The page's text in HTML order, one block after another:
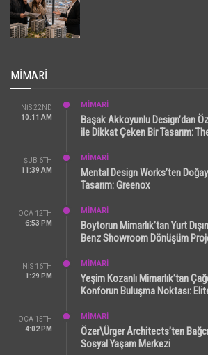
MIMARI
NIS 22ND
10:11 AM
MİMARİ
Başak Akkoyunlu Design’dan
ile Dikkat Çeken Bir Tasarım:
ŞUB 6TH
11:39 AM
MİMARİ
Mental Design Works’ten
Tasarım: Greenox
OCA 12TH
6:53 PM
MİMARİ
Boytorun Mimarlık’tan Yurt
Benz Showroom Dönüşüm
NIS 16TH
1:29 PM
MİMARİ
Yeşim Kozanlı Mimarlık’tan
Konforun Buluşma Noktası:
OCA 15TH
4:02 PM
MİMARİ
Özer\Ürger Architects’ten
Sosyal Yaşam Merkezi